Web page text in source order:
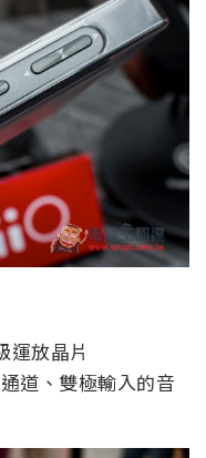
運放晶片
道、雙極輸入的音